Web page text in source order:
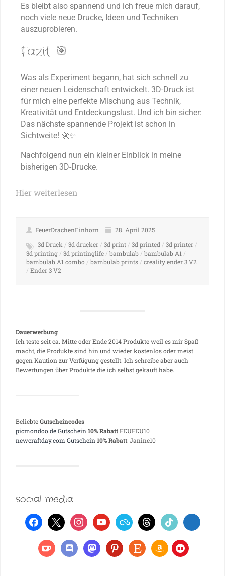
Es bleibt also spannend und ich freue mich darauf,
noch viele neue Drucke, Ideen und Techniken
auszuprobieren.
Fazit 🎯
Was als Experiment begann, hat sich schnell zu
einer neuen Leidenschaft entwickelt. 3D-Druck ist
für mich eine perfekte Mischung aus Technik,
Kreativität und Entdeckungslust. Und ich bin sicher:
Das nächste spannende Projekt ist schon in
Sichtweite! 🚀✨
Nachfolgend nun ein kleiner Einblick in meine
bisherigen 3D-Drucke.
Hier weiterlesen
FeuerDrachenEinhorn
28. April 2025
3d Druck / 3d drucker / 3d print / 3d printed / 3d printer /
3d printing / 3d printinglife / bambulab / bambulab A1 /
bambulab A1 combo / bambulab prints / creality ender 3 V2
/ Ender 3 V2
Dauerwerbung
Ich teste seit ca. Mitte oder Ende 2014 Produkte weil es mir Spaß
macht, die Produkte sind hin und wieder kostenlos oder meist
gegen Kaution zur Verfügung gestellt. Ich schreibe aber auch
Bewertungen über Produkte die ich selbst gekauft habe.
BeliebteGutscheincodes
picmondoo.de Gutschein 10% RabattFEUFEU10
newcraftday.com Gutschein 10% Rabatt: Janine10
social media